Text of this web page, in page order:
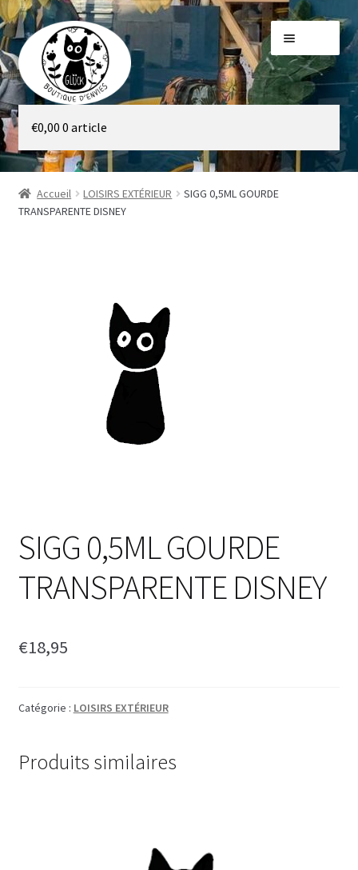
Aller
à
la
navigation
Aller
au
contenu
Galerie
Boutique
€0,00 0 article
Accueil LOISIRS EXTÉRIEUR
SIGG 0,5ML GOURDE
TRANSPARENTE DISNEY
SIGG 0,5ML GOURDE
TRANSPARENTE DISNEY
€18,95
Catégorie : LOISIRS EXTÉRIEUR
Produits similaires